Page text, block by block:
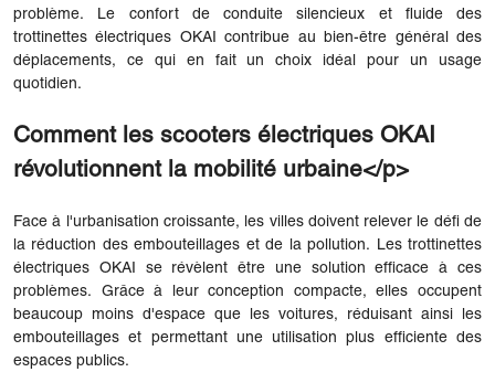
problème. Le confort de conduite silencieux et fluide des
trottinettes électriques OKAI contribue au bien-être général des
déplacements, ce qui en fait un choix idéal pour un usage
quotidien.
Comment les scooters électriques OKAI
révolutionnent la mobilité urbaine</p>
Face à l'urbanisation croissante, les villes doivent relever le défi de
la réduction des embouteillages et de la pollution. Les trottinettes
électriques OKAI se révèlent être une solution efficace à ces
problèmes. Grâce à leur conception compacte, elles occupent
beaucoup moins d'espace que les voitures, réduisant ainsi les
embouteillages et permettant une utilisation plus efficiente des
espaces publics.